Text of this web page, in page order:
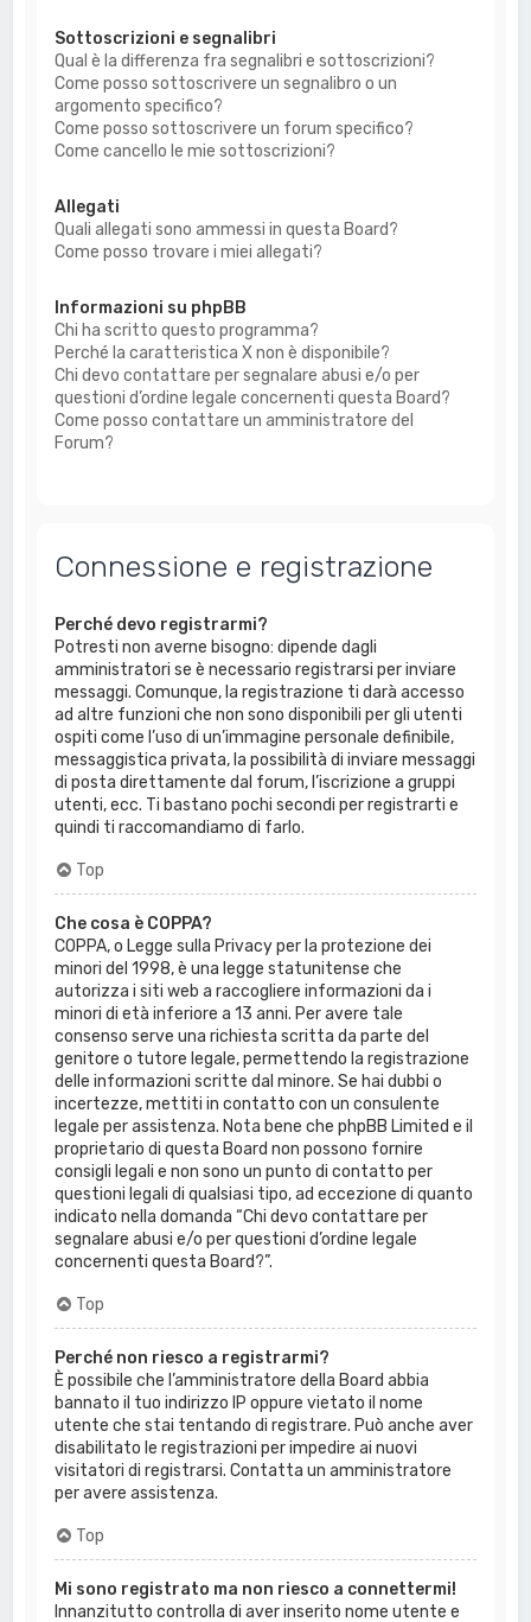
Sottoscrizioni e segnalibri
Qual è la differenza fra segnalibri e sottoscrizioni?
Come posso sottoscrivere un segnalibro o un
argomento specifico?
Come posso sottoscrivere un forum specifico?
Come cancello le mie sottoscrizioni?
Allegati
Quali allegati sono ammessi in questa Board?
Come posso trovare i miei allegati?
Informazioni su phpBB
Chi ha scritto questo programma?
Perché la caratteristica X non è disponibile?
Chi devo contattare per segnalare abusi e/o per
questioni d’ordine legale concernenti questa Board?
Come posso contattare un amministratore del
Forum?
Connessione e registrazione
Perché devo registrarmi?
Potresti non averne bisogno: dipende dagli
amministratori se è necessario registrarsi per inviare
messaggi. Comunque, la registrazione ti darà accesso
ad altre funzioni che non sono disponibili per gli utenti
ospiti come l’uso di un’immagine personale definibile,
messaggistica privata, la possibilità di inviare messaggi
di posta direttamente dal forum, l’iscrizione a gruppi
utenti, ecc. Ti bastano pochi secondi per registrarti e
quindi ti raccomandiamo di farlo.
Top
Che cosa è COPPA?
COPPA, o Legge sulla Privacy per la protezione dei
minori del 1998, è una legge statunitense che
autorizza i siti web a raccogliere informazioni da i
minori di età inferiore a 13 anni. Per avere tale
consenso serve una richiesta scritta da parte del
genitore o tutore legale, permettendo la registrazione
delle informazioni scritte dal minore. Se hai dubbi o
incertezze, mettiti in contatto con un consulente
legale per assistenza. Nota bene che phpBB Limited e il
proprietario di questa Board non possono fornire
consigli legali e non sono un punto di contatto per
questioni legali di qualsiasi tipo, ad eccezione di quanto
indicato nella domanda “Chi devo contattare per
segnalare abusi e/o per questioni d’ordine legale
concernenti questa Board?”.
Top
Perché non riesco a registrarmi?
È possibile che l’amministratore della Board abbia
bannato il tuo indirizzo IP oppure vietato il nome
utente che stai tentando di registrare. Può anche aver
disabilitato le registrazioni per impedire ai nuovi
visitatori di registrarsi. Contatta un amministratore
per avere assistenza.
Top
Mi sono registrato ma non riesco a connettermi!
Innanzitutto controlla di aver inserito nome utente e